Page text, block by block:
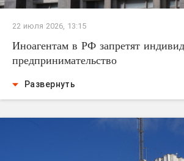
22 июля 2026, 13:15
Иноагентам в РФ запретят
предпринимательство
Развернуть